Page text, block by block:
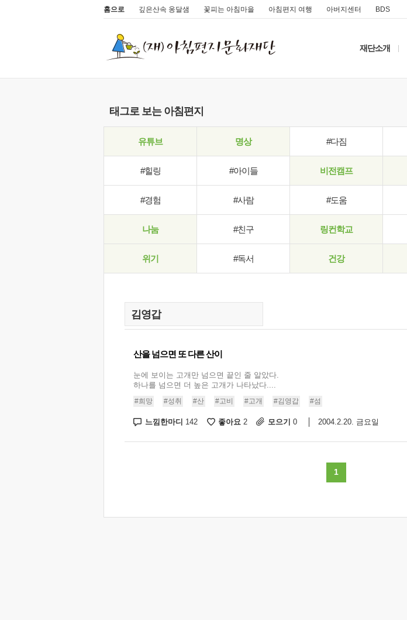
홈으로 깊은산속 옹달샘 꽃피는 아침마을 아침편지 여행 아버지센터 BDS
재단소개
태그로 보는 아침편지
유튜브 명상 #다짐
#힐링 #아이들 비전캠프
#경험 #사람 #도움
나눔 #친구 링컨학교
위기 #독서 건강
산을 넘으면 또 다른 산이
눈에 보이는 고개만 넘으면 끝인 줄 알았다.
하나를 넘으면 더 높은 고개가 나타났다....
#희망 #성취 #산 #고비 #고개 #김영갑 #섬
느낌한마디 142 좋아요 2 모으기 0 2004.2.20. 금요일
1